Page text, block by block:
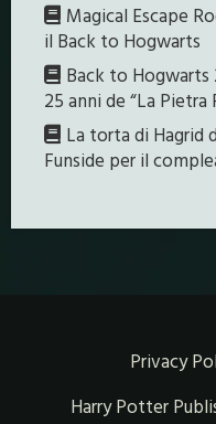
Magical Escape
il Back to Hogwarts
Back to Hogwarts
25 anni de “La Pietra
La torta di Hagrid
Funside per il
Privacy
Harry Potter